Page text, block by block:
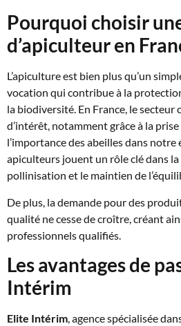
Pourquoi choisir
d’apiculteur en
L’apiculture est bien plus qu’un
vocation qui contribue à la
la biodiversité. En France, le secteur
d’intérêt, notamment grâce à la
l’importance des abeilles dans notre
apiculteurs jouent un rôle clé dans
pollinisation et le maintien de
De plus, la demande pour des
qualité ne cesse de croître, créant
professionnels qualifiés.
Les avantages de
Intérim
Elite Intérim, agence spécialisée